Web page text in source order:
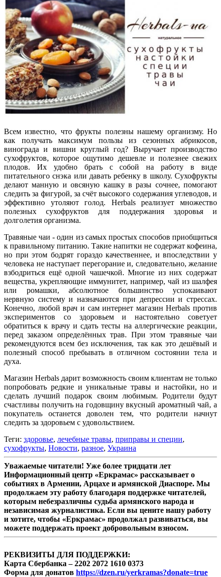
Всем известно, что фрукты полезны нашему организму. Но
как получать максимум пользы из сезонных абрикосов,
винограда и вишни круглый год? Выручает производство
сухофруктов, которое ощутимо дешевле и полезнее свежих
плодов. Их удобно брать с собой на работу в виде
питательного снэка или давать ребенку в школу. Сухофрукты
делают манную и овсяную кашку в разы сочнее, помогают
следить за фигурой, за счёт высокого содержания углеводов, и
эффективно утоляют голод. Herbals реализует множество
полезных сухофруктов для поддержания здоровья и
долголетия организма.
Травяные чаи - один из самых простых способов приобщиться
к правильному питанию. Такие напитки не содержат кофеина,
но при этом бодрят гораздо качественнее, и впоследствии у
человека не наступает перегорание и, следовательно, желание
взбодриться ещё одной чашечкой. Многие из них содержат
вещества, укрепляющие иммунитет, например, чай из шалфея
или ромашки, абсолютное большинство успокаивают
нервную систему и назначаются при депрессии и стрессах.
Конечно, любой врач и сам интернет магазин Herbals против
экспериментов со здоровьем и настоятельно советует
обратиться к врачу и сдать тесты на аллергические реакции,
перед заказом определённых трав. При этом травяные чаи
рекомендуются всем без исключения, так как это дешёвый и
полезный способ пребывать в отличном состоянии тела и
духа.
Магазин Herbals дарит возможность своим клиентам не только
попробовать редкие и уникальные травы и настойки, но и
сделать лучший подарок своим любимым. Родители будут
счастливы получить на годовщину вкусный ароматный чай, а
покупатель останется доволен тем, что родители начнут
следить за здоровьем с удовольствием.
Теги: здоровье, лечебные травы, приправы и специи,
сухофрукты, Новости, разное, Украина
Уважаемые читатели! Уже более тридцати лет
Информационный центр «Еркрамас» рассказывает о
событиях в Армении, Арцахе и армянской Диаспоре. Мы
продолжаем эту работу благодаря поддержке читателей,
которым небезразличны судьба армянского народа и
независимая журналистика. Если вы цените нашу работу
и хотите, чтобы «Еркрамас» продолжал развиваться, вы
можете поддержать проект добровольным взносом.
РЕКВИЗИТЫ ДЛЯ ПОДДЕРЖКИ:
Карта Сбербанка – 2202 2072 1610 0373
Форма для донатов https://dzen.ru/yerkramas?donate=true